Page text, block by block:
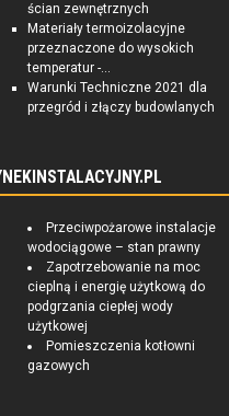
ścian zewnętrznych
Materiały termoizolacyjne
przeznaczone do wysokich
temperatur -...
Warunki Techniczne 2021 dla
przegród i złączy budowlanych
Przeciwpożarowe instalacje
wodociągowe – stan prawny
Zapotrzebowanie na moc
cieplną i energię użytkową do
podgrzania ciepłej wody
użytkowej
Pomieszczenia kotłowni
gazowych